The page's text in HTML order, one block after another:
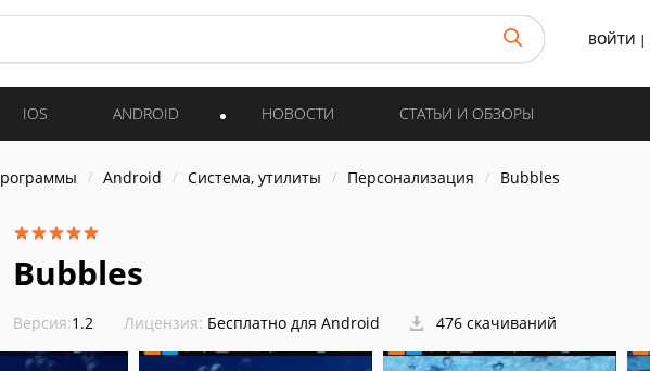
ВОЙТИ |
IOS ANDROID НОВОСТИ СТАТЬИ И ОБЗОРЫ
Android Система, утилиты Персонализация Bubbles
Bubbles
Версия:1.2 Лицензия: Бесплатно для Android 476 скачиваний